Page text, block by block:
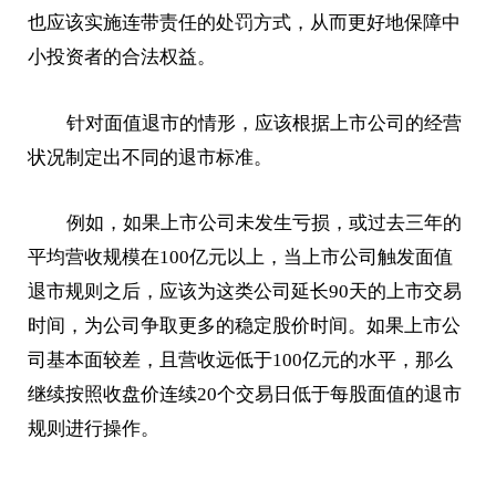
也应该实施连带责任的处罚方式，从而更好地保障中
小投资者的合法权益。
针对面值退市的情形，应该根据上市公司的经营
状况制定出不同的退市标准。
例如，如果上市公司未发生亏损，或过去三年的
平均营收规模在100亿元以上，当上市公司触发面值
退市规则之后，应该为这类公司延长90天的上市交易
时间，为公司争取更多的稳定股价时间。如果上市公
司基本面较差，且营收远低于100亿元的水平，那么
继续按照收盘价连续20个交易日低于每股面值的退市
规则进行操作。